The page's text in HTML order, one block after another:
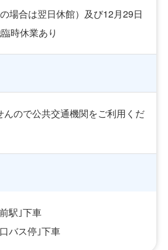
場合は翌日休館）及び12月29日
時休業あり
んので公共交通機関をご利用くだ
駅｣下車
バス停｣下車